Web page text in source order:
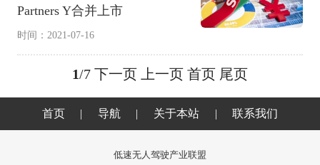
Partners Y合并上市
时间：2021-07-16
1/7 下一页 上一页 首页 尾页
首页 | 导航 | 关于本站 | 联系我们
低速无人驾驶产业联盟